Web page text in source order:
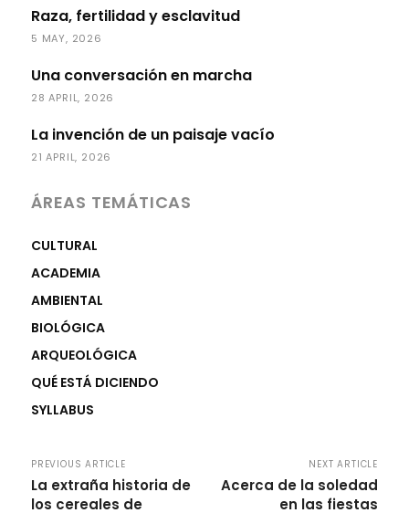
Raza, fertilidad y esclavitud
5 MAY, 2026
Una conversación en marcha
28 APRIL, 2026
La invención de un paisaje vacío
21 APRIL, 2026
ÁREAS TEMÁTICAS
CULTURAL
ACADEMIA
AMBIENTAL
BIOLÓGICA
ARQUEOLÓGICA
QUÉ ESTÁ DICIENDO
SYLLABUS
PREVIOUS ARTICLE
La extraña historia de
los cereales de
NEXT ARTICLE
Acerca de la soledad
en las fiestas